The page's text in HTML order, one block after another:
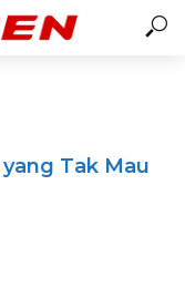
Tak Mau